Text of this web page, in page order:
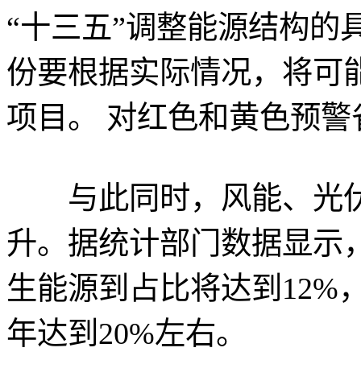
“十三五”调整能源结构的
份要根据实际情况，将可
项目。 对红色和黄色预
与此同时，风能、光
升。据统计部门数据显示
生能源到占比将达到12%
年达到20%左右。